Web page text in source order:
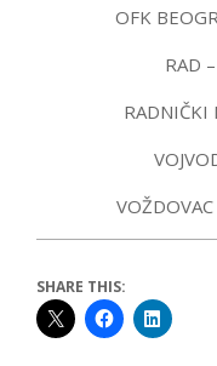
OFK
RAD
RADNIČKI
SHARE THIS: